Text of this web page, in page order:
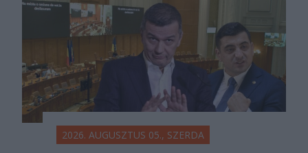
2026. AUGUSZTUS 05., SZERDA